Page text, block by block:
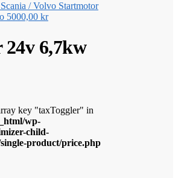
Startmotor
5000,00 kr
6,7kw
key "taxToggler" in
wp-
child-
product/price.php